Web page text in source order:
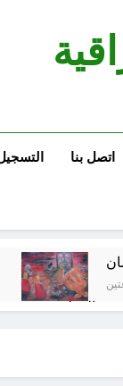
اتصل بنا
غير المعلنة…